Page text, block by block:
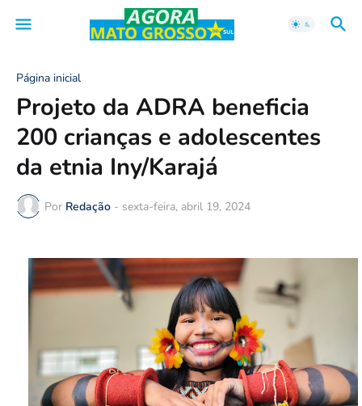
Página inicial
Projeto da ADRA beneficia
200 crianças e adolescentes
da etnia Iny/Karajá
Por Redação - sexta-feira, abril 19, 2024